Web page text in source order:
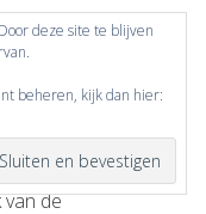
scherp
de
deze site te blijven
beheren, kijk dan hier: